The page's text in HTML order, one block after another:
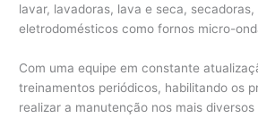
lavar, lavadoras, lava e seca,
eletrodomésticos como fornos micro-
Com uma equipe em constante
treinamentos periódicos, habilitando os
realizar a manutenção nos mais